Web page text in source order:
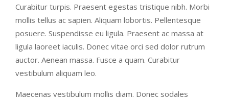
Curabitur turpis. Praesent egestas tristique nibh. Morbi
mollis tellus ac sapien. Aliquam lobortis. Pellentesque
posuere. Suspendisse eu ligula. Praesent ac massa at
ligula laoreet iaculis. Donec vitae orci sed dolor rutrum
auctor. Aenean massa. Fusce a quam. Curabitur
vestibulum aliquam leo.
Maecenas vestibulum mollis diam. Donec sodales